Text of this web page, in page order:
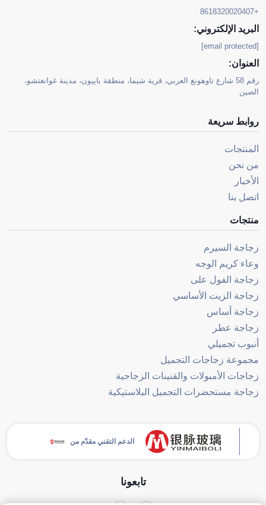
+8618320020407
البريد الإلكتروني:
[email protected]
العنوان:
رقم 58 شارع تاوهونغ الغربي، قرية شيما، منطقة باييون، مدينة غوانغتشو،
الصين
روابط سريعة
المنتجات
من نحن
الأخبار
اتصل بنا
منتجات
زجاجة السيرم
وعاء كريم الوجه
زجاجة الفول على
زجاجة الزيت الأساسي
زجاجة أساس
زجاجة عطر
أنبوب تجميلي
مجموعة زجاجات التجميل
زجاجات الأمبولات والقنينات الزجاجية
زجاجة مستحضرات التجميل البلاستيكية
الدعم التقني مقدّم من
تابعونا